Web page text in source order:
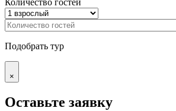
Количество гостей
Подобрать тур
×
Оставьте заявку